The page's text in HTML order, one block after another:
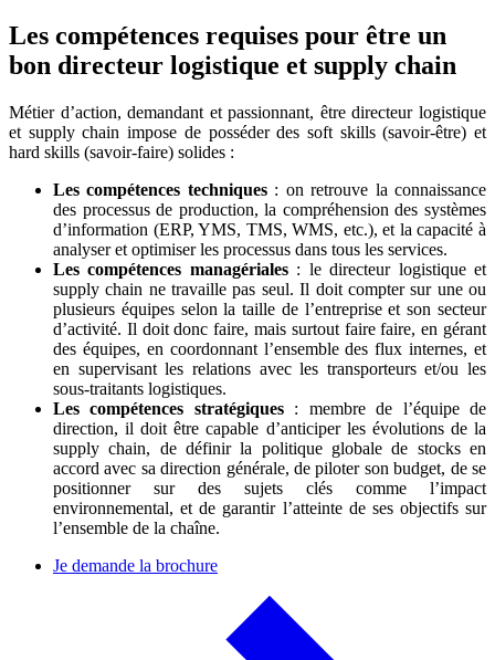
Les compétences requises pour être un
bon directeur logistique et supply chain
Métier d’action, demandant et passionnant, être directeur logistique
et supply chain impose de posséder des soft skills (savoir-être) et
hard skills (savoir-faire) solides :
Les compétences techniques: on retrouve la connaissance
des processus de production, la compréhension des systèmes
d’information (ERP, YMS, TMS, WMS, etc.), et la capacité à
analyser et optimiser les processus dans tous les services.
Les compétences managériales: le directeur logistique et
supply chain ne travaille pas seul. Il doit compter sur une ou
plusieurs équipes selon la taille de l’entreprise et son secteur
d’activité. Il doit donc faire, mais surtout faire faire, en gérant
des équipes, en coordonnant l’ensemble des flux internes, et
en supervisant les relations avec les transporteurs et/ou les
sous-traitants logistiques.
Les compétences stratégiques: membre de l’équipe de
direction, il doit être capable d’anticiper les évolutions de la
supply chain, de définir la politique globale de stocks en
accord avec sa direction générale, de piloter son budget, de se
positionner sur des sujets clés comme l’impact
environnemental, et de garantir l’atteinte de ses objectifs sur
l’ensemble de la chaîne.
Je demande la brochure